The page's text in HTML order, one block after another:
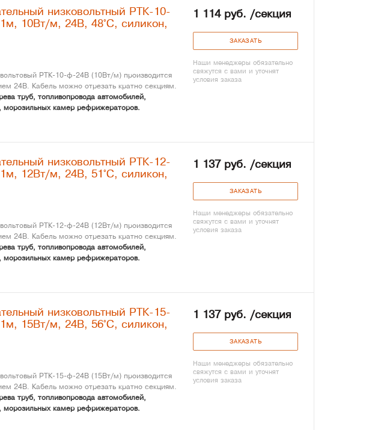
низковольтный РТК-10-
10Вт/м, 24В, 48°С, силикон,
РТК-10-ф-24В (10Вт/м) производится
24В. Кабель можно отрезать кратно секциям.
труб, топливопровода автомобилей,
морозильных камер рефрижераторов.
1 114 руб. /секция
ЗАКАЗАТЬ
Наши менеджеры обязательно
свяжутся с вами и уточнят
условия заказа
низковольтный РТК-12-
12Вт/м, 24В, 51°С, силикон,
РТК-12-ф-24В (12Вт/м) производится
24В. Кабель можно отрезать кратно секциям.
труб, топливопровода автомобилей,
морозильных камер рефрижераторов.
1 137 руб. /секция
ЗАКАЗАТЬ
Наши менеджеры обязательно
свяжутся с вами и уточнят
условия заказа
низковольтный РТК-15-
15Вт/м, 24В, 56°С, силикон,
РТК-15-ф-24В (15Вт/м) производится
24В. Кабель можно отрезать кратно секциям.
труб, топливопровода автомобилей,
морозильных камер рефрижераторов.
1 137 руб. /секция
ЗАКАЗАТЬ
Наши менеджеры обязательно
свяжутся с вами и уточнят
условия заказа